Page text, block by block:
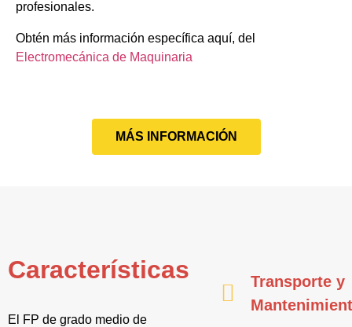
profesionales.
Obtén más información específica aquí, del
Electromecánica de Maquinaria
MÁS INFORMACIÓN
Características
El FP de grado medio de
Transporte y